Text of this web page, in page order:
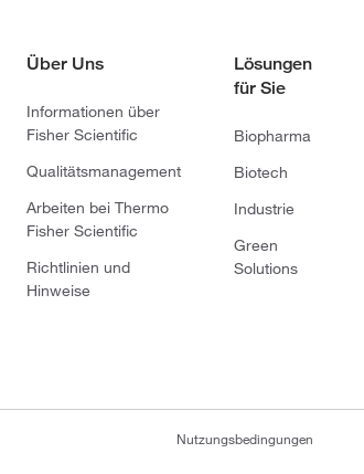
Über Uns
Informationen über
Fisher Scientific
Qualitätsmanagement
Arbeiten bei Thermo
Fisher Scientific
Richtlinien und
Hinweise
Lösungen
für Sie
Biopharma
Biotech
Industrie
Green
Solutions
Nutzungsbedingungen